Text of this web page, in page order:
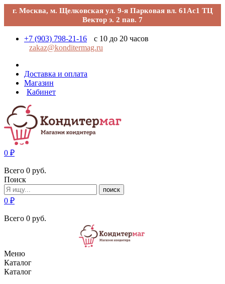
г. Москва, м. Щелковская ул. 9-я Парковая вл. 61Ас1 ТЦ
Вектор э. 2 пав. 7
+7 (903) 798-21-16
с 10 до 20 часов
zakaz@konditermag.ru
Доставка и оплата
Магазин
Кабинет
0 ₽
Всего 0 руб.
Поиск
поиск
0 ₽
Всего 0 руб.
Меню
Каталог
Каталог